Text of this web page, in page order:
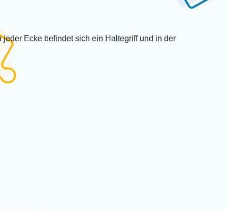
Lebenserfahrung
Sonnenkäfer